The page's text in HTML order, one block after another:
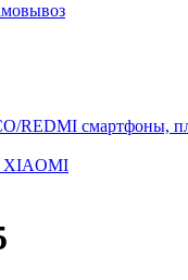
REDMI cмартфоны,